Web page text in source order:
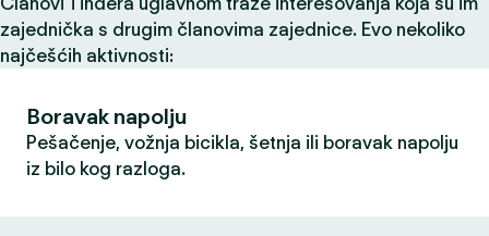
zajednička s drugim članovima zajednice. Evo nekoliko
najčešćih aktivnosti:
Boravak napolju
Pešačenje, vožnja bicikla, šetnja ili boravak napolju
iz bilo kog razloga.